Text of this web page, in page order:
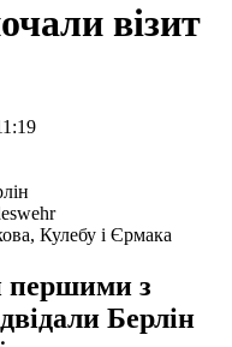
візит
Кулебу і Єрмака
першими з
Берлін